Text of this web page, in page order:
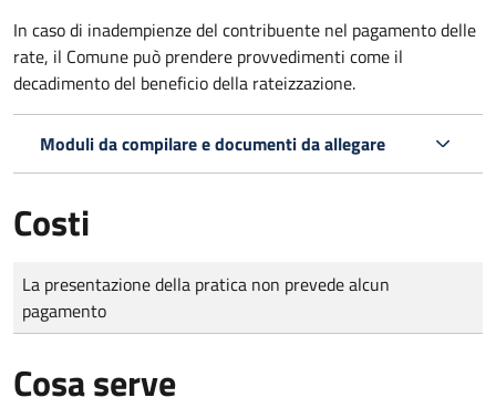
In caso di inadempienze del contribuente nel pagamento delle
rate, il Comune può prendere provvedimenti come il
decadimentodel beneficio della rateizzazione.
Moduli da compilare e documenti da allegare
Costi
Tipo di pagamento
Importo
La presentazione della pratica non prevede alcun
pagamento
Cosa serve